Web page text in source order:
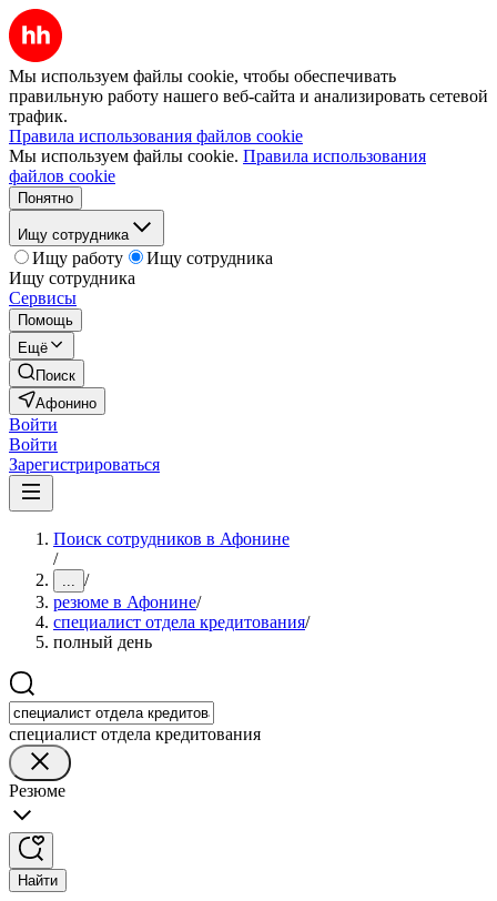
Мы используем файлы cookie, чтобы обеспечивать
правильную работу нашего веб-сайта и анализировать сетевой
трафик.
Правила использования файлов cookie
Мы используем файлы cookie. Правила использования
файлов cookie
Понятно
Ищу сотрудника
Ищу работу
Ищу сотрудника
Ищу сотрудника
Сервисы
Помощь
Ещё
Поиск
Афонино
Войти
Войти
Зарегистрироваться
Поиск сотрудников в Афонине
/
... /
резюме в Афонине/
специалист отдела кредитования/
полный день
специалист отдела кредитования
Резюме
Найти